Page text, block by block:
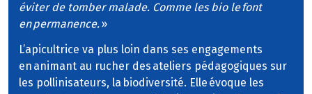
éviter de tomber malade. Comme les bio le font
en permanence.»
L’apicultrice va plus loin dans ses engagements
en animant au rucher des ateliers pédagogiques sur
les pollinisateurs, la biodiversité. Elle évoque les